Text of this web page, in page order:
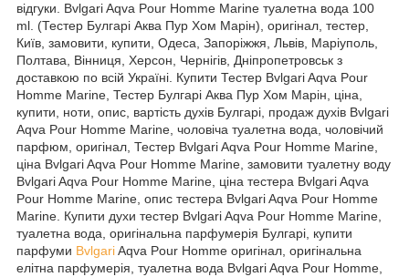
відгуки. Bvlgari Aqva Pour Homme Marine туалетна вода 100
ml. (Тестер Булгарі Аква Пур Хом Марін), оригінал, тестер,
Київ, замовити, купити, Одеса, Запоріжжя, Львів, Маріуполь,
Полтава, Вінниця, Херсон, Чернігів, Дніпропетровськ з
доставкою по всій Україні. Купити Тестер Bvlgari Aqva Pour
Homme Marine, Тестер Булгарі Аква Пур Хом Марін, ціна,
купити, ноти, опис, вартість духів Булгарі, продаж духів Bvlgari
Aqva Pour Homme Marine, чоловіча туалетна вода, чоловічий
парфюм, оригінал, Тестер Bvlgari Aqva Pour Homme Marine,
ціна Bvlgari Aqva Pour Homme Marine, замовити туалетну воду
Bvlgari Aqva Pour Homme Marine, ціна тестера Bvlgari Aqva
Pour Homme Marine, опис тестера Bvlgari Aqva Pour Homme
Marine. Купити духи тестер Bvlgari Aqva Pour Homme Marine,
туалетна вода, оригінальна парфумерія Булгарі, купити
парфуми BvlgariAqva Pour Homme оригінал, оригінальна
елітна парфумерія, туалетна вода Bvlgari Aqva Pour Homme,